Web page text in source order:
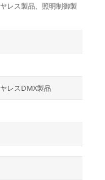
レス製品、照明制御製
レスDMX製品